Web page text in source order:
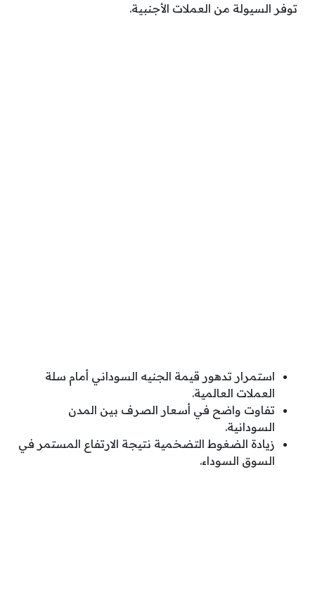
توفر السيولة من العملات الأجنبية.
استمرار تدهور قيمة الجنيه السوداني أمام سلة
العملات العالمية.
تفاوت واضح في أسعار الصرف بين المدن
السودانية.
زيادة الضغوط التضخمية نتيجة الارتفاع المستمر في
السوق السوداء.